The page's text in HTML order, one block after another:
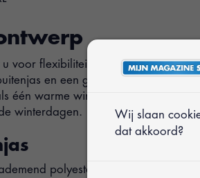
voor flexibiliteit in elk seizoen. Deze
en een gewatteerde
één warme winterjas. Ideaal voor
winterdagen.
polyester met een waterkolom
Wij slaan
dat akkoord?